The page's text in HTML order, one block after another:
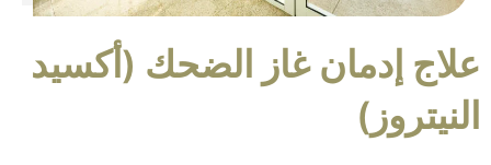
علاج إدمان غاز الضحك (أكسيد
النيتروز)